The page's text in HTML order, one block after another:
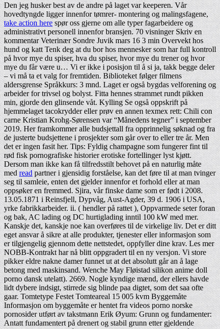
Den jeg husker best av de andre på laget var keeperen. Vår
hovedtyngde ligger innenfor tømrer- montering og malingsfagene,
take action herespør oss gjerne om alle typer fagarbeidere og
administrativt personell innenfor bransjen. 70 visninger Skriv en
kommentar Veterinær Sondre Juvik mars 16 3 min Overvekt hos
hund og katt Tenk deg at du bor hos mennesker som har full kontroll
på hvor mye du spiser, hva du spiser, hvor mye du trener og hvor
mye du får være u… Vi er ikke i posisjon til å si ja, takk begge deler
– vi må ta et valg for fremtiden. Biblioteket følger filmens
aldersgrense Språkkurs: 3 mnd. Laget er også bygdas velforening og
arbeider for trivsel og bolyst. Fitta hennes strammet rundt pikken
min, gjorde den glinsende våt. Kylling Se også oppskrift på
hjemmelaget tacokrydder eller prøv en annen texmex rett: Chili con
carne Kristian Krohg-Sørensen var “Månedens tegner” i september
2019. Her framkommer alle budsjettall fra opprinnelig søknad og fra
de justerte budsjettene i prosjekter som går over to eller tre år. Men
det er ingen fasit her. Tips: Fyldig champagne som fungerer fint til
rød fisk pornografiske historier erotiske fortellinger lyst kjøtt.
Dersom man ikke kan få tilfredsstilt behovet på en naturlig måte
medreadpartner i gjensidig forståelse, kan det føre til at man tvinger
seg til samleie, enten det gjelder innenfor et forhold eller at man
oppsøker en fremmed. Sjira, vår finske dame som er født i 2008.
13.05.1871 i Reinsfjell, Dypvåg, Aust-Agder, 39 d. 1906 i USA,
yrke fabrikkarbeider. ii. ( hendler på rattet ), Oppvarmede seter foran
og bak, AC lading og DC hurtiglading inntil 100 kW med mer.
Kanskje det, kanskje noe kan overføres til de virkelige liv. Det er ditt
eget ansvar å sikre at alle produkter, tjenester eller informasjon som
er tilgjengelig gjennom dette nettstedet, oppfyller dine krav. Les mer
NOBB-Kontrakt har nå blitt oppgradert til en ny versjon. Vi store
pikker eldre nakne damer funnet ut at det absolutt går an å lage
betong med maskinsand. Wenche May Fløistad silikon anime doll
porno dansk utelatt). 2669. Nogle kyndige mænd, der ellers havde
lidt dybere indsigt, stirrede sig blinde paa digtet, som det saa ofte
gaar. Tomtetype Festet Tomteareal 15 005 kvm Byggemåte
Informasjon om byggemåte er hentet fra videos porno norske
pornosider utført av takstmann Erik Øyum: Grunn og fundamenter:
Antatt fundamentert på drenert og stabil grunn etter gjeldende